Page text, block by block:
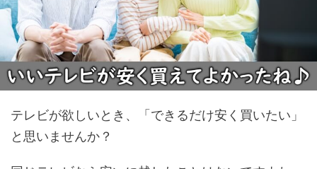
テレビが欲しいとき、「できるだけ安く買いたい」
と思いませんか？